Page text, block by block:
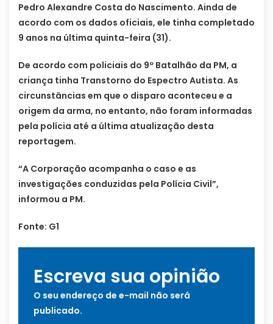
Pedro Alexandre Costa do Nascimento. Ainda de
acordo com os dados oficiais, ele tinha completado
9 anos na última quinta-feira (31).
De acordo com policiais do 9º Batalhão da PM, a
criança tinha Transtorno do Espectro Autista. As
circunstâncias em que o disparo aconteceu e a
origem da arma, no entanto, não foram informadas
pela polícia até a última atualização desta
reportagem.
“A Corporação acompanha o caso e as
investigações conduzidas pela Polícia Civil”,
informou a PM.
Fonte: G1
Escreva sua opinião
O seu endereço de e-mail não será
publicado.